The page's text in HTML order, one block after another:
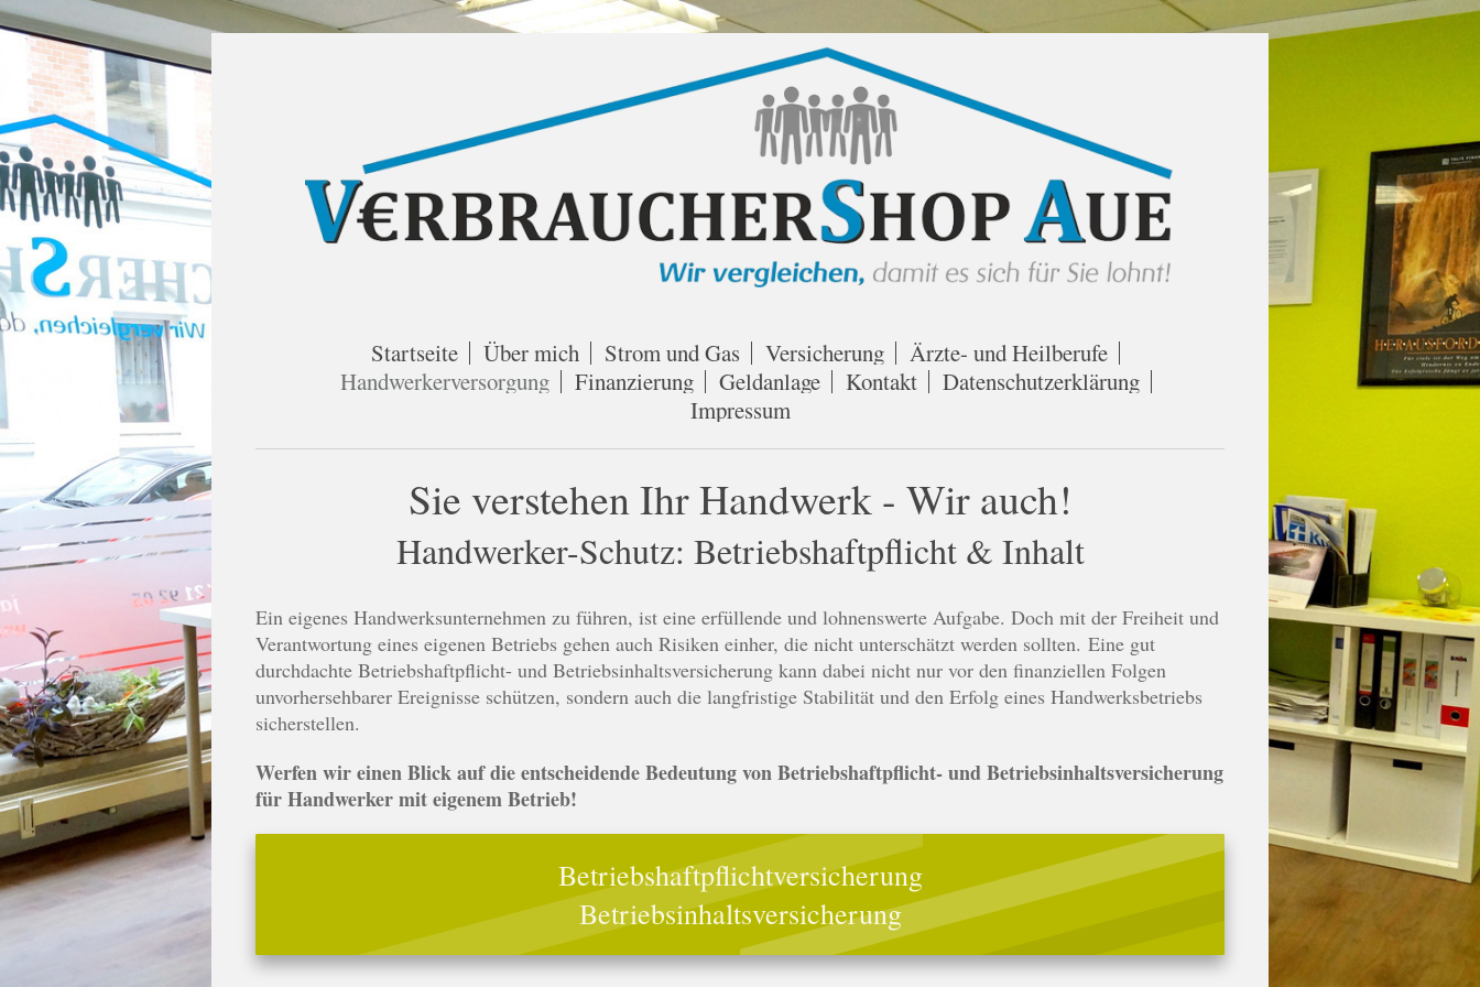
Startseite Über mich Strom und Gas Versicherung
Ärzte- und Heilberufe
Handwerkerversorgung
Finanzierung Geldanlage Kontakt
Datenschutzerklärung
Impressum
Sie verstehen Ihr Handwerk - Wir auch!
Handwerker-Schutz: Betriebshaftpflicht & Inhalt
Ein eigenes Handwerksunternehmen zu führen, ist eine erfüllende und lohnenswerte Aufgabe. Doch mit der Freiheit und
Verantwortung eines eigenen Betriebs gehen auch Risiken einher, die nicht unterschätzt werden sollten. Eine gut
durchdachte Betriebshaftpflicht- und Betriebsinhaltsversicherung kann dabei nicht nur vor den finanziellen Folgen
unvorhersehbarer Ereignisse schützen, sondern auch die langfristige Stabilität und den Erfolg eines Handwerksbetriebs
sicherstellen.
Werfen wir einen Blick auf die entscheidende Bedeutung von Betriebshaftpflicht- und Betriebsinhaltsversicherung
für Handwerker mit eigenem Betrieb!
Betriebshaftpflichtversicherung
Betriebsinhaltsversicherung